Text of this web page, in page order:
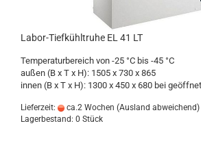
Labor-Tiefkühltruhe EL 41 LT
Temperaturbereich von -25 °C bis -45 °C
außen (B x T x H): 1505 x 730 x 865
innen (B x T x H): 1300 x 450 x 680 bei
Lieferzeit: ca.2 Wochen (Ausland abweichend)
Lagerbestand: 0 Stück